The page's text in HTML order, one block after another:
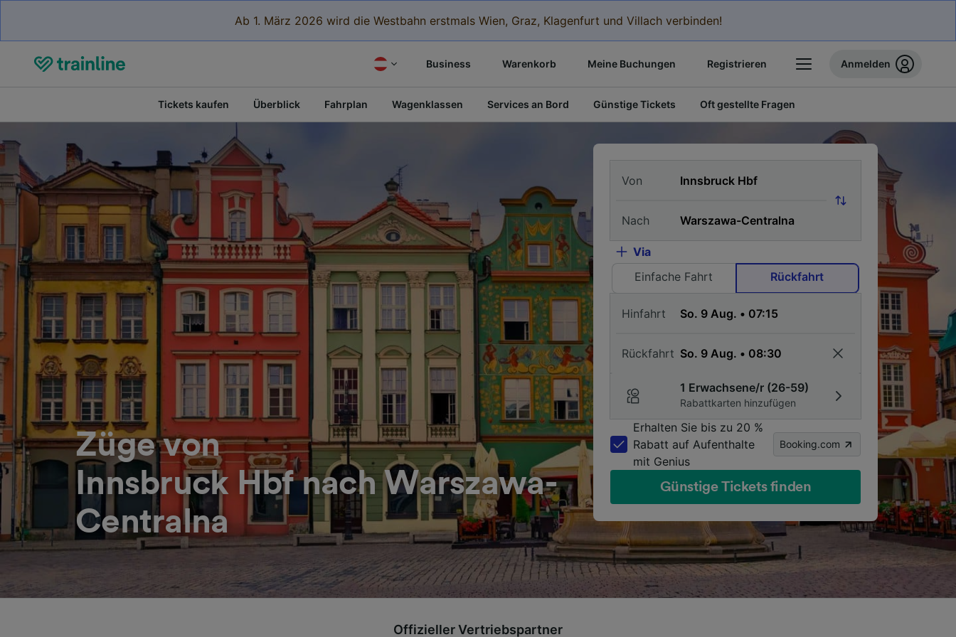
Ab 1. März 2026 wird die Westbahn erstmals Wien, Graz, Klagenfurt und Villach verbinden!
Business Warenkorb Meine Buchungen Registrieren Anmelden
Tickets kaufen Überblick Fahrplan Wagenklassen Services an Bord Günstige Tickets Oft gestellte Fragen
Züge von
Innsbruck Hbf nach Warszawa-
Centralna
Von
Nach
Via
Einfache Fahrt
Rückfahrt
Hinfahrt
Rückfahrt
1 Erwachsene/r (26-59)
Rabattkarten hinzufügen
Erhalten Sie bis zu 20 %
Rabatt auf Aufenthalte
mit Genius
Booking.com
Günstige Tickets finden
Offizieller Vertriebspartner